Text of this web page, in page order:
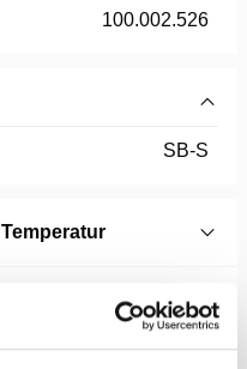
100.002.526
SB-S